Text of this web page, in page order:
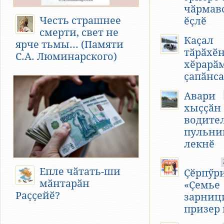
Честь страшнее
смерти, свет не
ярче тьмы... (Памяти
С.А. Люминарского)
Епле чӑтать-ши
мӑнтарӑн
Раҫҫейӗ?
ӗҫлӗ
Каҫал
Авари
хыҫҫӑн
лекнӗ
«Ҫемье
призер